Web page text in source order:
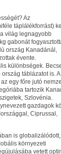
Az
táplálékforrást)
világ legnagyobb
gabonát
ország Kanadánál,
évente.
különbségek.
táblázatot is. A
egy főre jutó
tartozik
Szlovénia.
gazdagok
Ciprussal,
is globalizálódott,
környezeti
vetett